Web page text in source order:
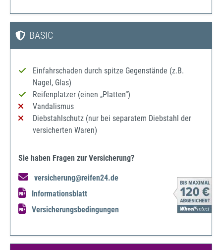
BASIC
Einfahrschaden durch spitze Gegenstände (z.B.
Nagel, Glas)
Reifenplatzer (einen „Platten“)
Vandalismus
Diebstahlschutz (nur bei separatem Diebstahl der
versicherten Waren)
Sie haben Fragen zur Versicherung?
versicherung@reifen24.de
Informationsblatt
Versicherungsbedingungen